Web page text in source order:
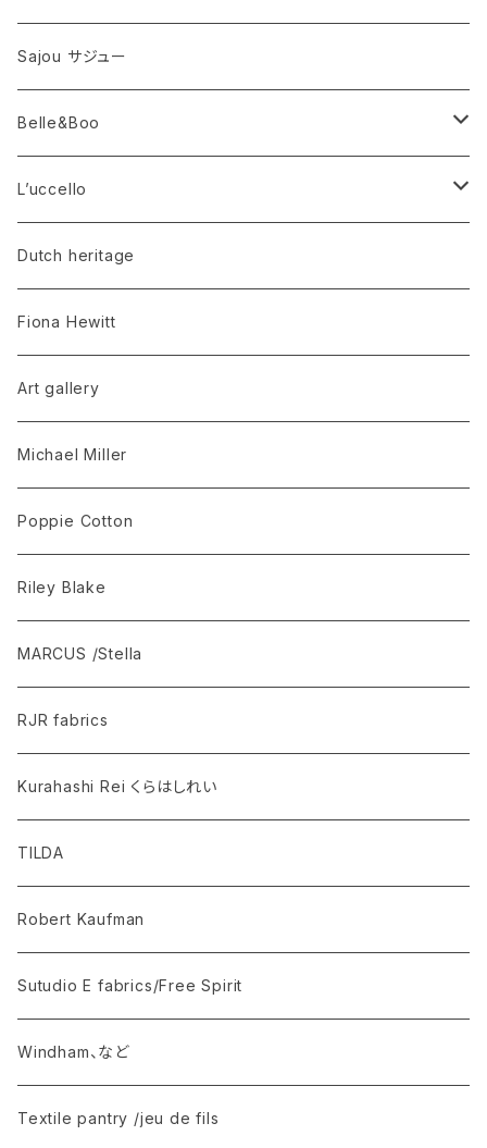
French General
Sajou サジュー
Belle&Boo
お値段据置
(S)ソフトタイプ
(R)ハリのあるタイプ
L’uccello
新入荷 HERITAGE GARDEN
新入荷 CONSTANCE
INGLENOOK
COMPTOIR DE TOILE
SANTA'S SYMPHONY
GUINEVERE
PEASHOLME GREEN
UNO
CONVERSATIONAL
FORGET-ME-NOT ROSE
MILKWOOD By Judy Newman
JARDIN DE PRINTEMPS
ST ETIENNE By Kim Hurley 在庫限り
RUE FLORIANE 在庫限り
Dutch heritage
Fiona Hewitt
Art gallery
Michael Miller
Poppie Cotton
Riley Blake
MARCUS /Stella
RJR fabrics
Kurahashi Rei くらはしれい
TILDA
Robert Kaufman
Sutudio E fabrics/Free Spirit
Windham、など
Textile pantry /jeu de fils